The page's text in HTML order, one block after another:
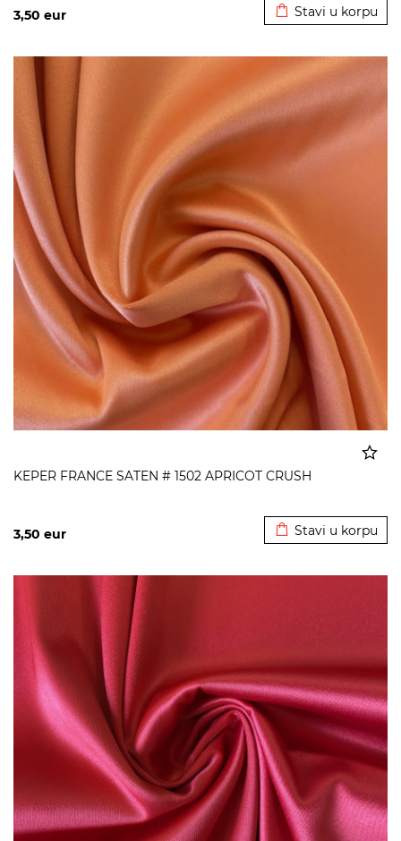
3,50 eur Stavi u korpu
KEPER FRANCE SATEN # 1502 APRICOT CRUSH
3,50 eur Stavi u korpu